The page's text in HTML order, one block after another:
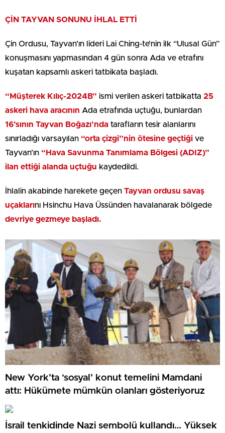
ÇİN TAYVAN SONUNU İHLAL ETTİ
Çin Ordusu, Tayvan’ın lideri Lai Ching-te’nin ilk “Ulusal Gün”
konuşmasını yapmasından 4 gün sonra Ada ve etrafını
kuşatan kapsamlı askeri tatbikata başladı.
“Müşterek Kılıç-2024B” ismi verilen askeri tatbikatta 25
askeri hava aracının Ada etrafında uçtuğu, bunlardan
16’sının Tayvan Boğazı’nda tarafların tesir alanlarını
sınırladığı varsayılan “orta çizgi”nin ötesine geçtiği ve
Tayvan’ın “Hava Savunma Tanımlama Bölgesi (ADIZ)”
ilan ettiği alanda uçtuğu kaydedildi.
İhlalin akabinde harekete geçen Tayvan ordusu savaş
uçaklarını Hsinchu Hava Üssünden havalanarak bölgede
devriye gezmeye başladı.
New York’ta ‘sosyal’ konut temelini Mamdani
attı: Hükümete mümkün olanları gösteriyoruz
İsrail tenkidinde Nazi sembolü kullandı… Yüksek